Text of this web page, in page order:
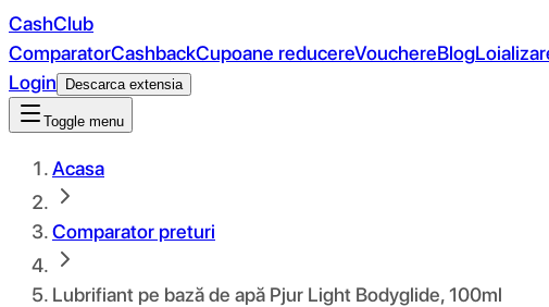
CashClub
ComparatorCashbackCupoane reducereVouchereBlog
Login
Descarca extensia
Toggle menu
Acasa
Comparator preturi
Lubrifiant pe bază de apă Pjur Light Bodyglide, 100ml